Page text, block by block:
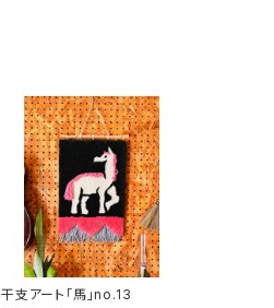
干支アート「馬」no.13